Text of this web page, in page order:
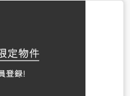
・追加・削除、利用の停
停止）に関して、下記の
ができます。その際、当
ただいたうえで、合理的
合せ窓口